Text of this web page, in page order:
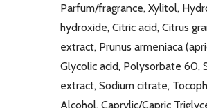
Parfum/fragrance, Xylitol,
hydroxide, Citric acid, Citrus
extract, Prunus armeniaca
Glycolic acid, Polysorbate 60,
extract, Sodium citrate,
Alcohol, Caprylic/Capric